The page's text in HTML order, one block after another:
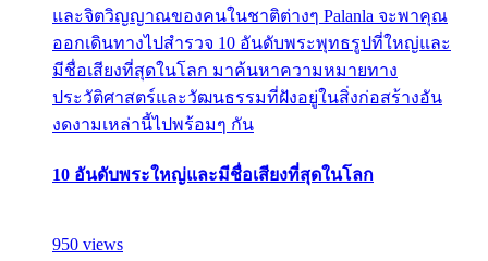
และจิตวิญญาณของคนในชาติต่างๆ Palanla จะพาคุณ
ออกเดินทางไปสำรวจ 10 อันดับพระพุทธรูปที่ใหญ่และ
มีชื่อเสียงที่สุดในโลก มาค้นหาความหมายทาง
ประวัติศาสตร์และวัฒนธรรมที่ฝังอยู่ในสิ่งก่อสร้างอัน
งดงามเหล่านี้ไปพร้อมๆ กัน
10 อันดับพระใหญ่และมีชื่อเสียงที่สุดในโลก
950 views